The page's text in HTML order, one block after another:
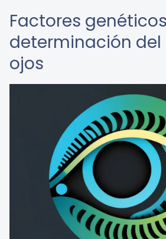
Factores
determinación del
ojos